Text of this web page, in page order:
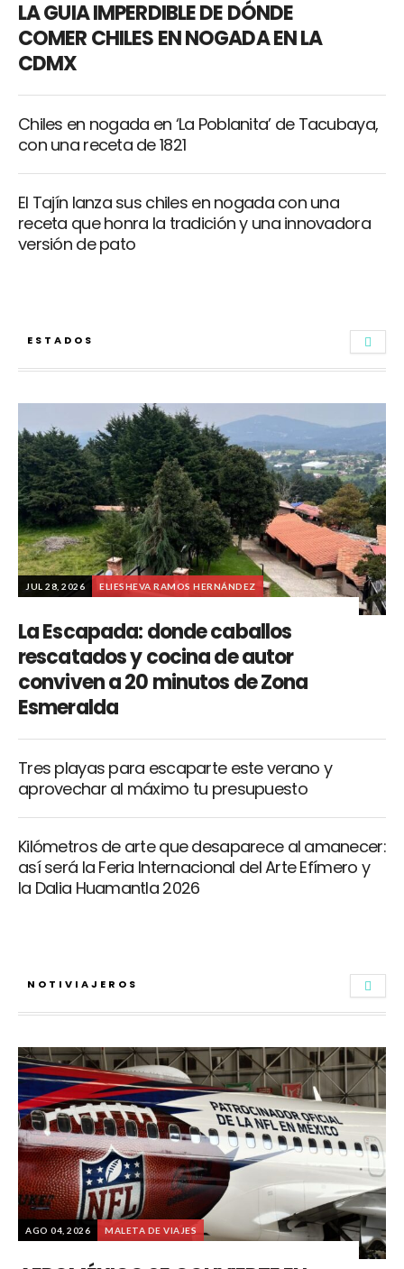
LA GUIA IMPERDIBLE DE DÓNDE
COMER CHILES EN NOGADA EN LA
CDMX
Chiles en nogada en ‘La Poblanita’ de Tacubaya,
con una receta de 1821
El Tajín lanza sus chiles en nogada con una
receta que honra la tradición y una innovadora
versión de pato
ESTADOS
JUL 28, 2026 ELIESHEVA RAMOS HERNÁNDEZ
La Escapada: donde caballos
rescatados y cocina de autor
conviven a 20 minutos de Zona
Esmeralda
Tres playas para escaparte este verano y
aprovechar al máximo tu presupuesto
Kilómetros de arte que desaparece al amanecer:
así será la Feria Internacional del Arte Efímero y
la Dalia Huamantla 2026
NOTIVIAJEROS
AGO 04, 2026 MALETA DE VIAJES